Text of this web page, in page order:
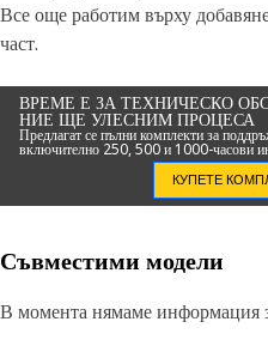
Все още работим върху
част.
ВРЕМЕ Е ЗА ТЕХНИЧЕСКО
НИЕ ЩЕ УЛЕСНИМ ПРОЦЕСА
Предлагат се пълни комплекти за
включително 250, 500 и 1000-часови
КУПЕТЕ
Съвместими модели
В момента нямаме информация